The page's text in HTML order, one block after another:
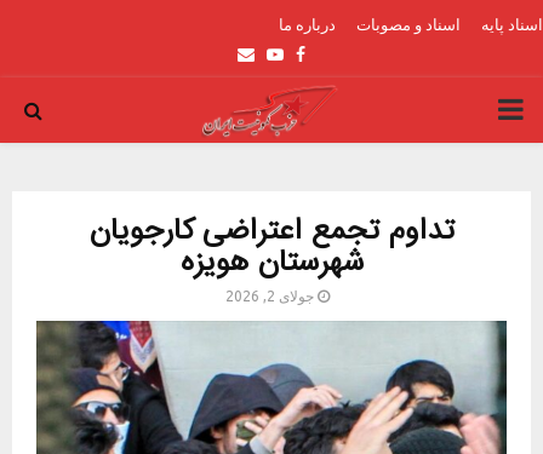
اسناد پایه اسناد و مصوبات درباره ما
Facebook
Youtube
Email
PRIMARY
تداوم تجمع اعتراضی کارجویان
شهرستان هویزه
جولای 2, 2026